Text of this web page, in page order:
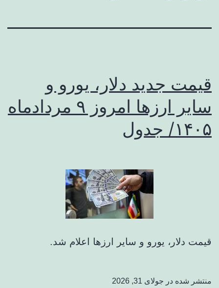
قیمت جدید دلار، یورو و
سایر ارزها امروز ۹ مردادماه
۱۴۰۵/ جدول
قیمت دلار، یورو و سایر ارزها اعلام شد.
منتشر شده در جولای 31, 2026